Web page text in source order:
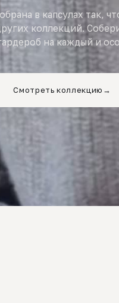
в капсулах так,
коллекций.
на каждый и
Смотреть коллекцию →